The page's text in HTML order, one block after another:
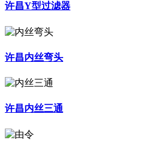
许昌Y型过滤器
许昌内丝弯头
许昌内丝三通